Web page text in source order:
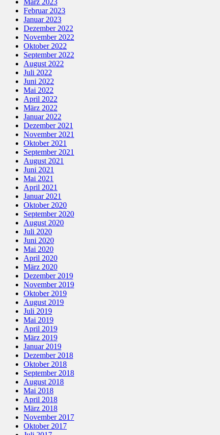
Februar 2023
Januar 2023
Dezember 2022
November 2022
Oktober 2022
September 2022
August 2022
Juli 2022
Juni 2022
Mai 2022
April 2022
März 2022
Januar 2022
Dezember 2021
November 2021
Oktober 2021
September 2021
August 2021
Juni 2021
Mai 2021
April 2021
Januar 2021
Oktober 2020
September 2020
August 2020
Juli 2020
Juni 2020
Mai 2020
April 2020
März 2020
Dezember 2019
November 2019
Oktober 2019
August 2019
Juli 2019
Mai 2019
April 2019
März 2019
Januar 2019
Dezember 2018
Oktober 2018
September 2018
August 2018
Mai 2018
April 2018
März 2018
November 2017
Oktober 2017